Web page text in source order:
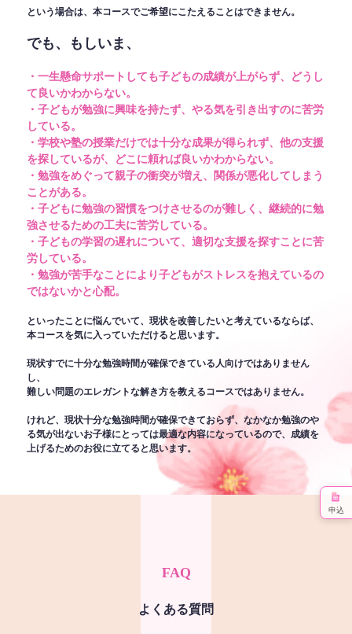
という場合は、本コースでご希望にこたえることはできません。
でも、もしいま、
・一生懸命サポートしても子どもの成績が上がらず、どうし
て良いかわからない。
・子どもが勉強に興味を持たず、やる気を引き出すのに苦労
している。
・学校や塾の授業だけでは十分な成果が得られず、他の支援
を探しているが、どこに頼れば良いかわからない。
・勉強をめぐって親子の衝突が増え、関係が悪化してしまう
ことがある。
・子どもに勉強の習慣をつけさせるのが難しく、継続的に勉
強させるための工夫に苦労している。
・子どもの学習の遅れについて、適切な支援を探すことに苦
労している。
・勉強が苦手なことにより子どもがストレスを抱えているの
ではないかと心配。
といったことに悩んでいて、現状を改善したいと考えているならば、
本コースを気に入っていただけると思います。
現状すでに十分な勉強時間が確保できている人向けではありません
し、
難しい問題のエレガントな解き方を教えるコースではありません。
けれど、現状十分な勉強時間が確保できておらず、なかなか勉強のや
る気が出ないお子様にとっては最適な内容になっているので、成績を
上げるためのお役に立てると思います。
FAQ
よくある質問
申込